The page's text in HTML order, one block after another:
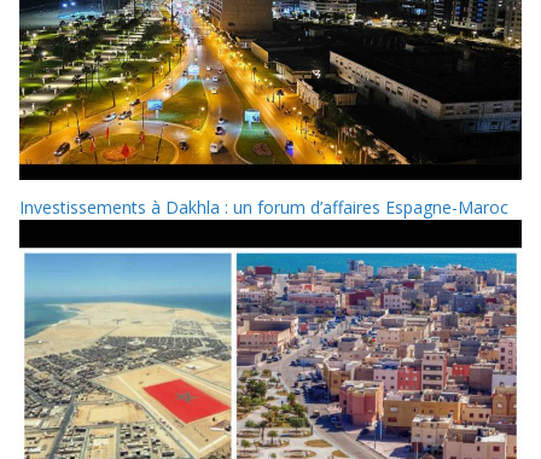
Investissements à Dakhla : un forum d’affaires Espagne-Maroc